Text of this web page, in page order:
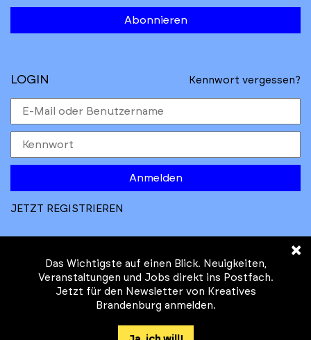
Abonnieren
LOGIN Kennwort vergessen?
Anmelden
JETZT REGISTRIEREN
© Kreatives Brandenburg im Auftrag des
Ministeriums für
×
Das Wichtigste auf einen Blick. Neuigkeiten,
Veranstaltungen und Jobs direkt ins Postfach.
Jetzt für den Newsletter von Kreatives
Brandenburg anmelden.